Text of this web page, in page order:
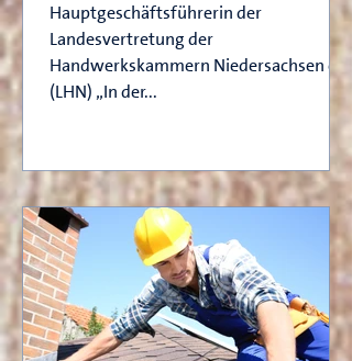
Hauptgeschäftsführerin der
Landesvertretung der
Handwerkskammern Niedersachsen e.V.
(LHN) „In der...